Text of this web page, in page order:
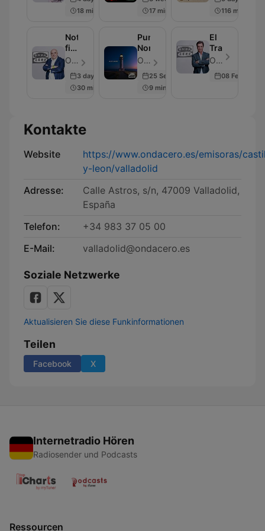
18 min
17 min
116 min
Noticias
fin
de
semana
OndaCero - Folge 297
3 days ago
30 min
Punta
Norte
OndaCero - Folge 300
25 Sep 2025
9 min
El
Transistor
OndaCero - Folge 300
08 Feb 2024
Kontakte
Website
https://www.ondacero.es/emisoras/
y-leon/valladolid
Adresse:
Calle Astros, s/n, 47009 Valladolid,
España
Telefon:
+34 983 37 05 00
E-Mail:
valladolid@ondacero.es
Soziale Netzwerke
Aktualisieren Sie diese Funkinformationen
Teilen
Facebook X
Internetradio Hören
Radiosender und Podcasts
Ressourcen